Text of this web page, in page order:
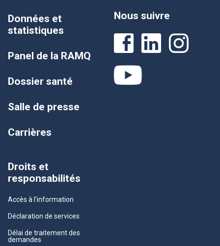
Données et
statistiques
Panel de la RAMQ
Dossier santé
Salle de presse
Carrières
Droits et
responsabilités
Accès à l’information
Déclaration de services
Délai de traitement des
demandes
Nous suivre